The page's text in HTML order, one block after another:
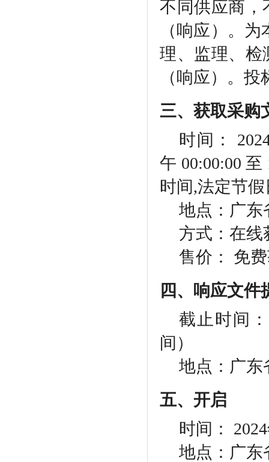
不同供应商，
（响应）。
理、监理、检
（响应）。
三、获取采购
时间：
午 00:00:00 至
时间,法定节
地点：广东
方式：在线
售价：
免
四、响应文件
截止时间：
间）
地点：广东
五、开启
时间：
地点：广东